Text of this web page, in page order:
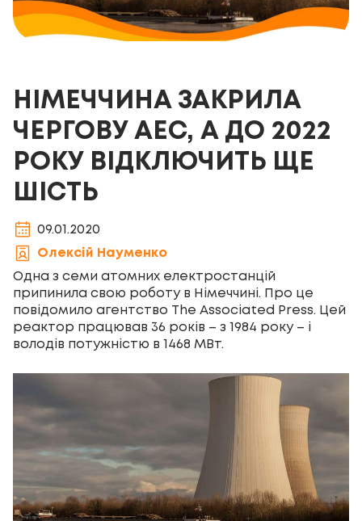
НІМЕЧЧИНА ЗАКРИЛА
ЧЕРГОВУ АЕС, А ДО 2022
РОКУ ВІДКЛЮЧИТЬ ЩЕ
ШІСТЬ
09.01.2020
Олексій Науменко
Одна з семи атомних електростанцій
припинила свою роботу в Німеччині. Про це
повідомило агентство The Associated Press. Цей
реактор працював 36 років – з 1984 року – і
володів потужністю в 1468 МВт.